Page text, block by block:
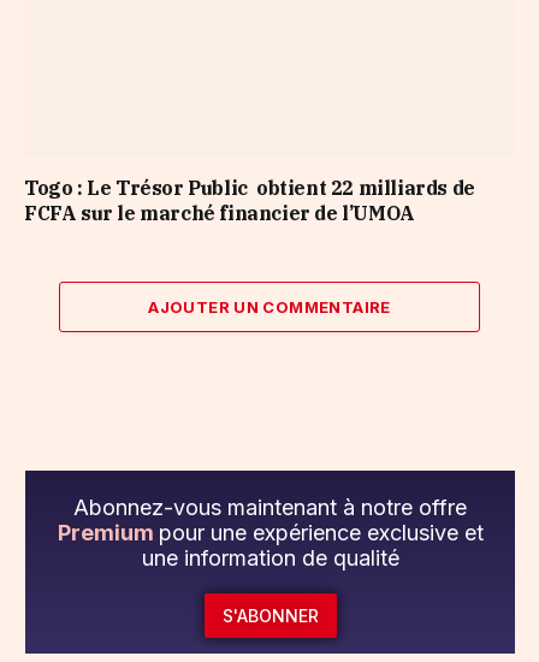
Togo : Le Trésor Public obtient 22 milliards de
FCFA sur le marché financier de l’UMOA
AJOUTER UN COMMENTAIRE
Abonnez-vous maintenant à notre offre
Premium pour une expérience exclusive et
une information de qualité
S'ABONNER